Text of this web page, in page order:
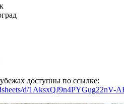
доступны по ссылке:
d/